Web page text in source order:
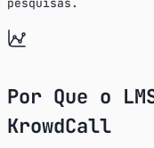
Por Que o
KrowdCall